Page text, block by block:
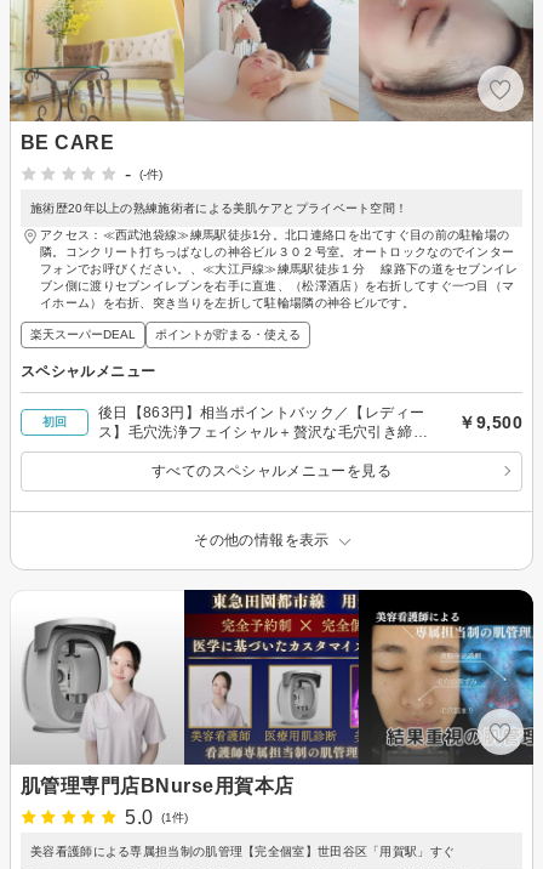
BE CARE
-
(-件)
施術歴20年以上の熟練施術者による美肌ケアとプライベート空間！
アクセス：≪西武池袋線≫練馬駅徒歩1分。北口連絡口を出てすぐ目の前の駐輪場の
隣。コンクリート打ちっぱなしの神谷ビル３０２号室。オートロックなのでインター
フォンでお呼びください。、≪大江戸線≫練馬駅徒歩１分 線路下の道をセブンイレ
ブン側に渡りセブンイレブンを右手に直進、（松澤酒店）を右折してすぐ一つ目（マ
イホーム）を右折、突き当りを左折して駐輪場隣の神谷ビルです。
楽天スーパーDEAL ポイントが貯まる・使える
スペシャルメニュー
初回
後日【863円】相当ポイントバック／【レディー
ス】毛穴洗浄フェイシャル＋贅沢な毛穴引き締め
パック￥12000→￥9500
￥9,500
すべてのスペシャルメニューを見る
その他の情報を表示
肌管理専門店BNurse用賀本店
5.0
(1件)
美容看護師による専属担当制の肌管理【完全個室】世田谷区「用賀駅」すぐ